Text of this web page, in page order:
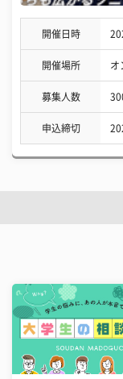
開催日時
開催場所 オ
募集人数
申込締切